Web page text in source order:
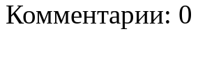
Комментарии: 0